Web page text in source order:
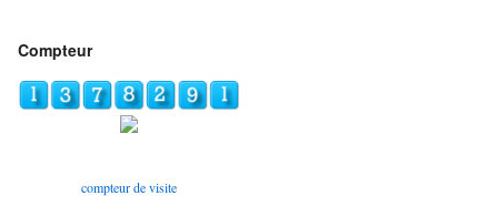
Compteur
compteur de visite